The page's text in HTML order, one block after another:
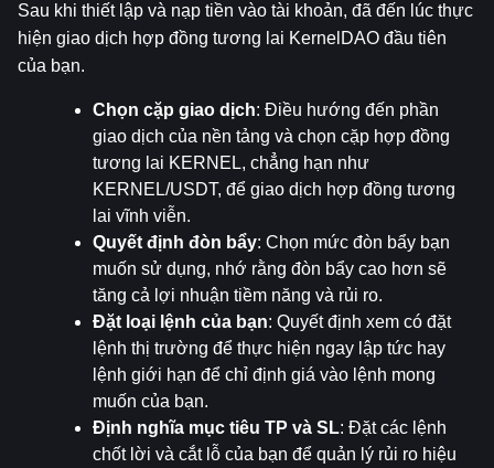
Sau khi thiết lập và nạp tiền vào tài khoản, đã đến lúc thực
hiện giao dịch hợp đồng tương lai KernelDAO đầu tiên
của bạn.
Chọn cặp giao dịch: Điều hướng đến phần
giao dịch của nền tảng và chọn cặp hợp đồng
tương lai KERNEL, chẳng hạn như
KERNEL/USDT, để giao dịch hợp đồng tương
lai vĩnh viễn.
Quyết định đòn bẩy: Chọn mức đòn bẩy bạn
muốn sử dụng, nhớ rằng đòn bẩy cao hơn sẽ
tăng cả lợi nhuận tiềm năng và rủi ro.
Đặt loại lệnh của bạn: Quyết định xem có đặt
lệnh thị trường để thực hiện ngay lập tức hay
lệnh giới hạn để chỉ định giá vào lệnh mong
muốn của bạn.
Định nghĩa mục tiêu TP và SL: Đặt các lệnh
chốt lời và cắt lỗ của bạn để quản lý rủi ro hiệu